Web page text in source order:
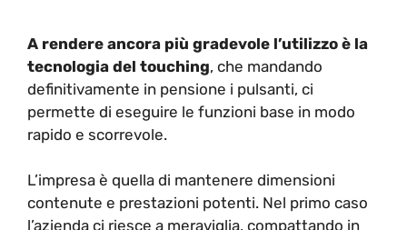
A rendere ancora più gradevole l’utilizzo è la
tecnologia del touching, che mandando
definitivamente in pensione i pulsanti, ci
permette di eseguire le funzioni base in modo
rapido e scorrevole.
L’impresa è quella di mantenere dimensioni
contenute e prestazioni potenti. Nel primo caso
l’azienda ci riesce a meraviglia, compattando in